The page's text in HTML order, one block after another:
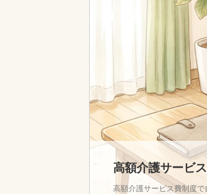
高額介護サービ
高額介護サービス費制度で